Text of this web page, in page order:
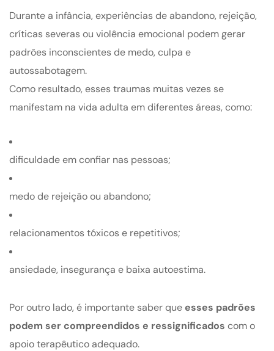
Durante a infância, experiências de abandono, rejeição,
críticas severas ou violência emocional podem gerar
padrões inconscientes de medo, culpa e
autossabotagem.
Como resultado, esses traumas muitas vezes se
manifestam na vida adulta em diferentes áreas, como:
dificuldade em confiar nas pessoas;
medo de rejeição ou abandono;
relacionamentos tóxicos e repetitivos;
ansiedade, insegurança e baixa autoestima.
Por outro lado, é importante saber que esses padrões
podem ser compreendidos e ressignificados com o
apoio terapêutico adequado.